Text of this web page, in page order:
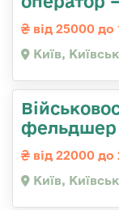
від 25000 до
Київ,
фельдшер
від 22000 до
Київ,